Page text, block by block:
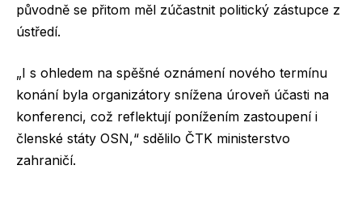
původně se přitom měl zúčastnit politický zástupce z
ústředí.
„I s ohledem na spěšné oznámení nového termínu
konání byla organizátory snížena úroveň účasti na
konferenci, což reflektují ponížením zastoupení i
členské státy OSN,“ sdělilo ČTK ministerstvo
zahraničí.